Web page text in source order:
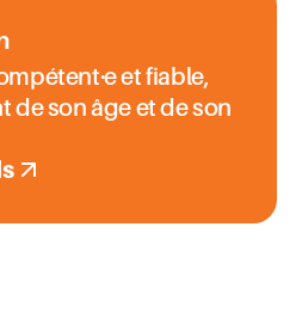
et fiable,
de son âge et de son